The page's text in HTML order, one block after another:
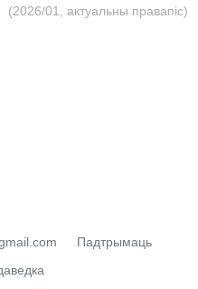
(2026/01, актуальны правапіс)
Падтрымаць